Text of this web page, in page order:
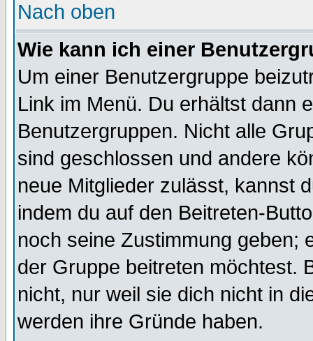
Nach oben
Wie kann ich einer
Um einer Benutzergruppe
Link im Menü. Du erhältst dann
Benutzergruppen. Nicht alle
sind geschlossen und andere
neue Mitglieder zulässt, kannst
indem du auf den Beitreten-
noch seine Zustimmung geben;
der Gruppe beitreten möchtest.
nicht, nur weil sie dich nicht in
werden ihre Gründe haben.